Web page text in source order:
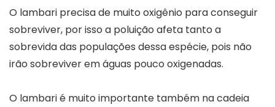
O lambari precisa de muito oxigênio para conseguir
sobreviver, por isso a poluição afeta tanto a
sobrevida das populações dessa espécie, pois não
irão sobreviver em águas pouco oxigenadas.
O lambari é muito importante também na cadeia